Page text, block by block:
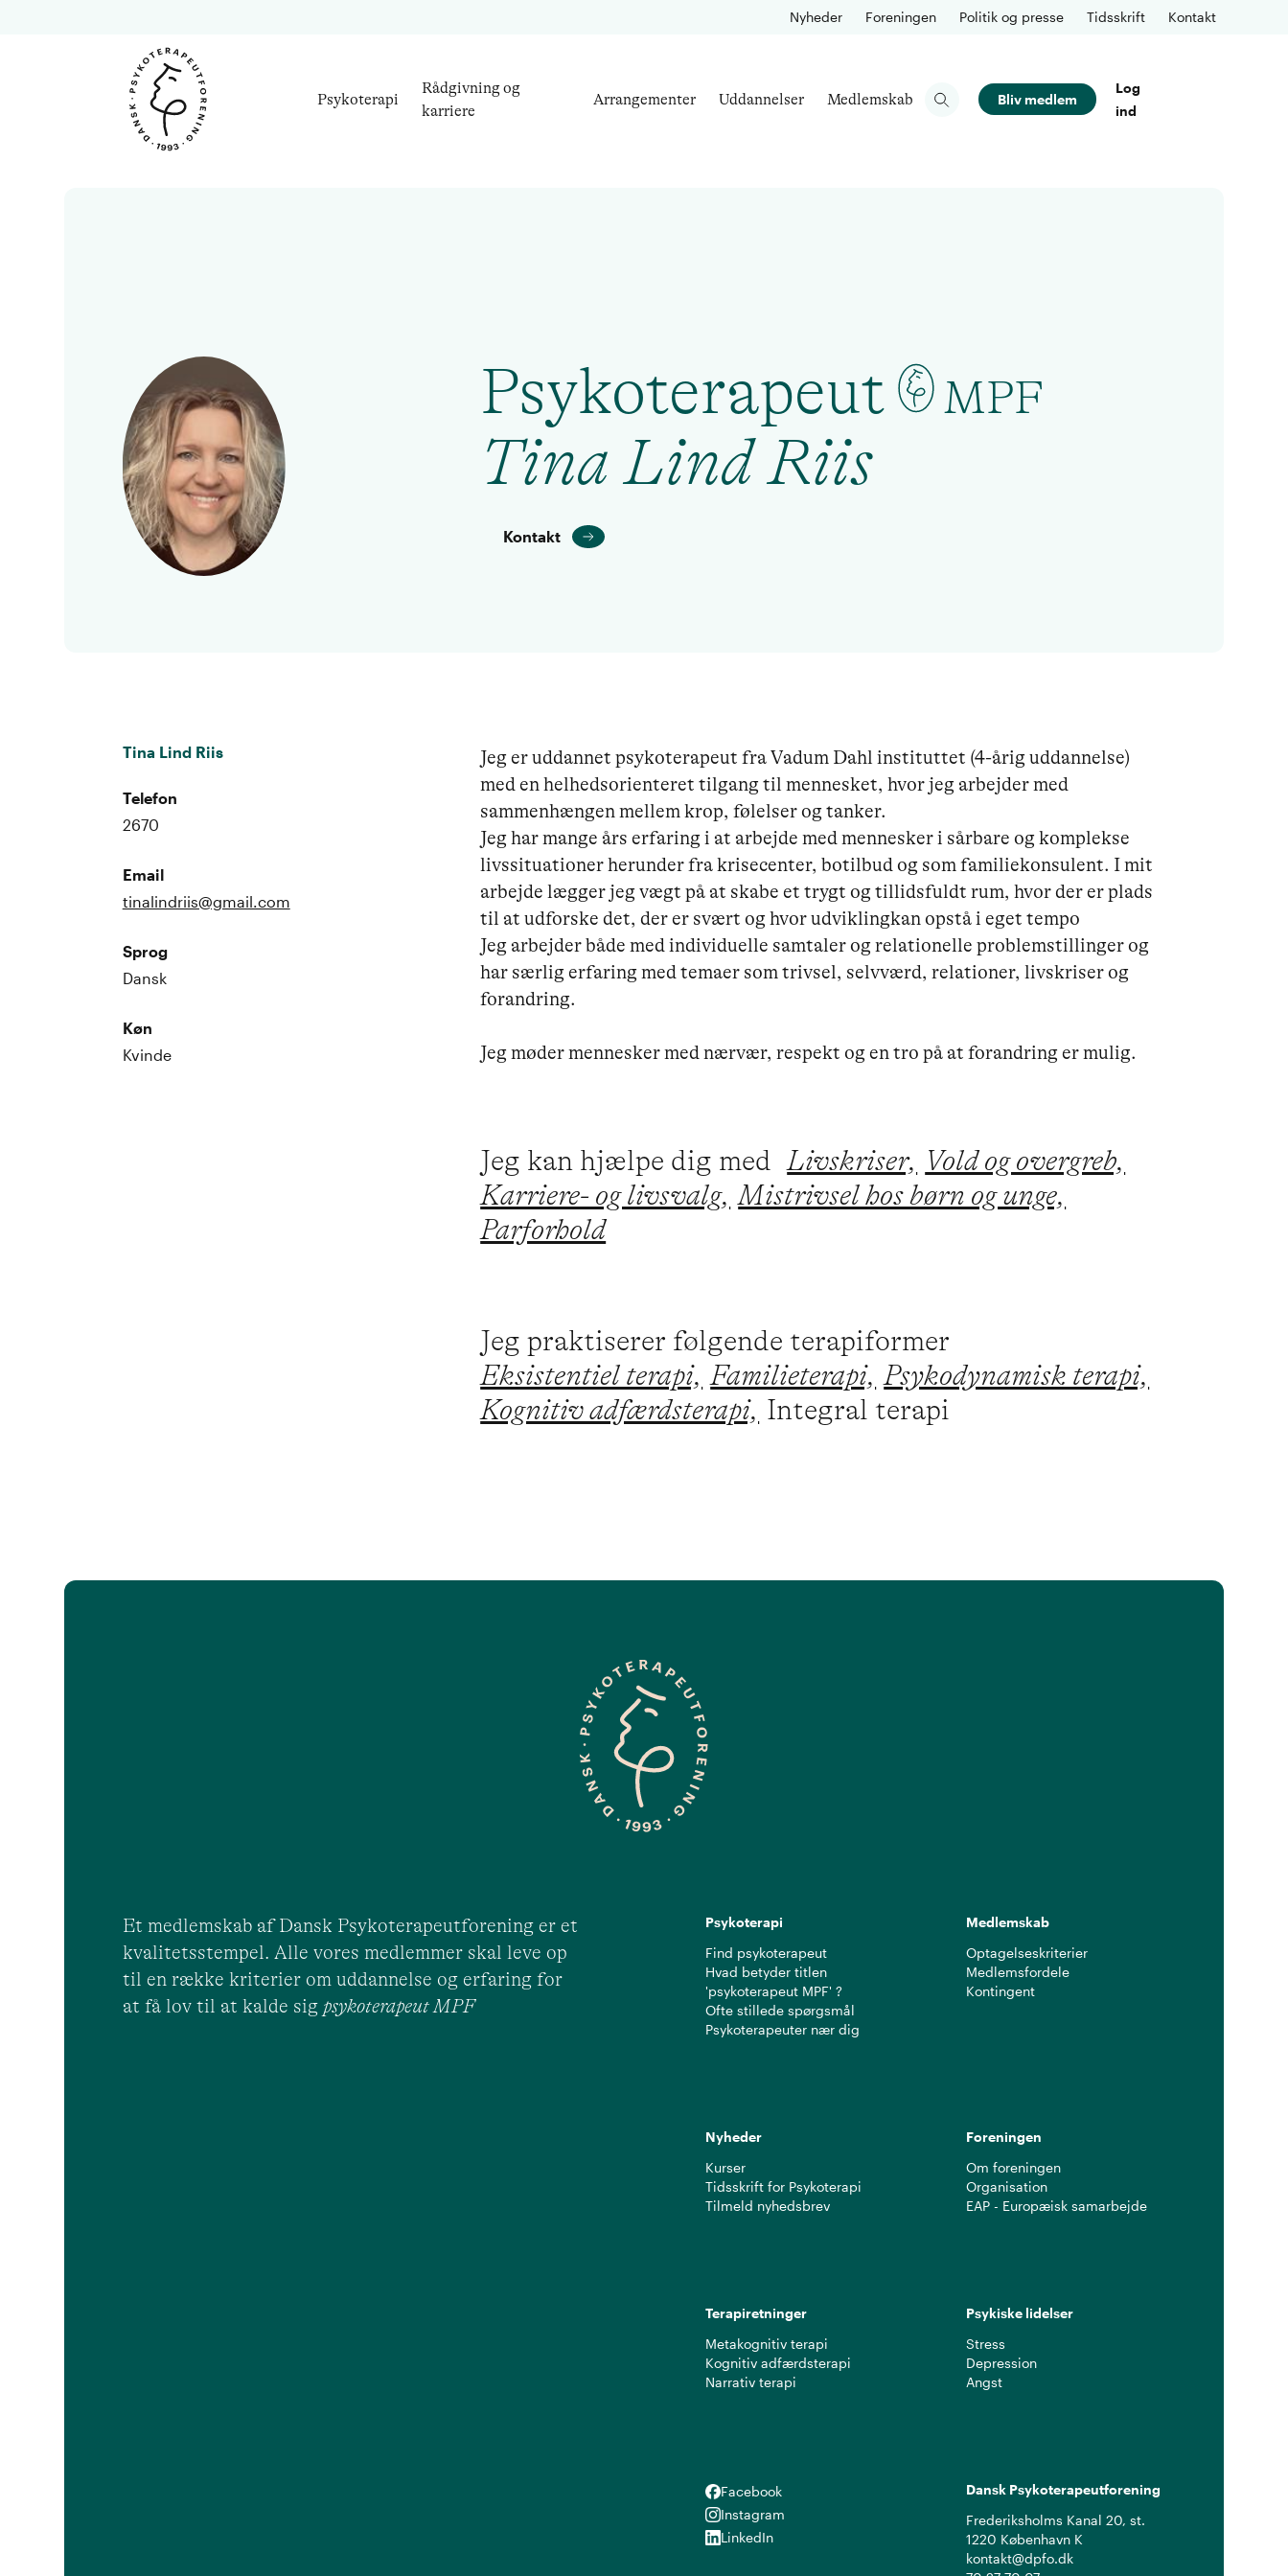
Nyheder Foreningen Politik og presse Tidsskrift Kontakt
Psykoterapi
Rådgivning og
karriere
Arrangementer Uddannelser Medlemskab Bliv medlem
Log
ind
Psykoterapeut MPF
Tina Lind Riis
Kontakt
Tina Lind Riis
Telefon
2670
Email
tinalindriis@gmail.com
Sprog
Dansk
Køn
Kvinde
Jeg er uddannet psykoterapeut fra Vadum Dahl instituttet (4-årig uddannelse)
med en helhedsorienteret tilgang til mennesket, hvor jeg arbejder med
sammenhængen mellem krop, følelser og tanker.
Jeg har mange års erfaring i at arbejde med mennesker i sårbare og komplekse
livssituationer herunder fra krisecenter, botilbud og som familiekonsulent. I mit
arbejde lægger jeg vægt på at skabe et trygt og tillidsfuldt rum, hvor der er plads
til at udforske det, der er svært og hvor udviklingkan opstå i eget tempo
Jeg arbejder både med individuelle samtaler og relationelle problemstillinger og
har særlig erfaring med temaer som trivsel, selvværd, relationer, livskriser og
forandring.
Jeg møder mennesker med nærvær, respekt og en tro på at forandring er mulig.
Jeg kan hjælpe dig med Livskriser, Vold og overgreb,
Karriere- og livsvalg, Mistrivsel hos børn og unge,
Parforhold
Jeg praktiserer følgende terapiformer
Eksistentiel terapi, Familieterapi, Psykodynamisk terapi,
Kognitiv adfærdsterapi, Integral terapi
Et medlemskab af Dansk Psykoterapeutforening er et
kvalitetsstempel. Alle vores medlemmer skal leve op
til en række kriterier om uddannelse og erfaring for
at få lov til at kalde sig psykoterapeut MPF
Psykoterapi
Find psykoterapeut
Hvad betyder titlen
'psykoterapeut MPF' ?
Ofte stillede spørgsmål
Psykoterapeuter nær dig
Medlemskab
Optagelseskriterier
Medlemsfordele
Kontingent
Nyheder
Kurser
Tidsskrift for Psykoterapi
Tilmeld nyhedsbrev
Foreningen
Om foreningen
Organisation
EAP - Europæisk samarbejde
Terapiretninger
Metakognitiv terapi
Kognitiv adfærdsterapi
Narrativ terapi
Psykiske lidelser
Stress
Depression
Angst
Facebook
Facebook
Instagram
Instagram
LinkedIn
LinkedIn
Dansk Psykoterapeutforening
Frederiksholms Kanal 20, st.
1220 København K
kontakt@dpfo.dk